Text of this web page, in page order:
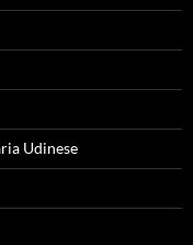
Udinese